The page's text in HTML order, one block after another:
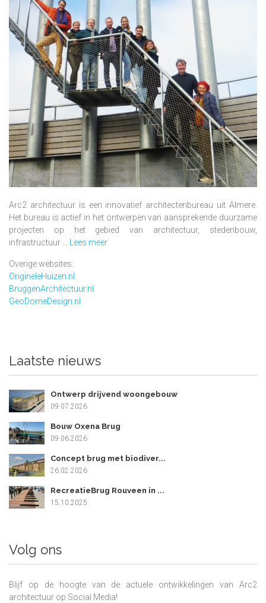
Arc2 architectuur is een innovatief architectenbureau uit Almere.
Het bureau is actief in het ontwerpen van aansprekende duurzame
projecten op het gebied van architectuur, stedenbouw,
infrastructuur ...
Lees meer
Overige websites:
OrigineleHuizen.nl
BruggenArchitectuur.nl
GeoDomeDesign.nl
Laatste nieuws
Ontwerp drijvend woongebouw
09.07.2026
Bouw Oxena Brug
09.06.2026
Concept brug met biodiver...
26.02.2026
RecreatieBrug Rouveen in ...
15.10.2025
Volg ons
Blijf op de hoogte van de actuele ontwikkelingen van Arc2
architectuur op Social Media!